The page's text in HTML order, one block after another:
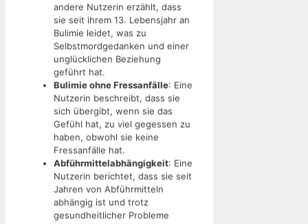
andere Nutzerin erzählt, dass
sie seit ihrem 13. Lebensjahr an
Bulimie leidet, was zu
Selbstmordgedanken und einer
unglücklichen Beziehung
geführt hat.
Bulimie ohne Fressanfälle: Eine
Nutzerin beschreibt, dass sie
sich übergibt, wenn sie das
Gefühl hat, zu viel gegessen zu
haben, obwohl sie keine
Fressanfälle hat.
Abführmittelabhängigkeit: Eine
Nutzerin berichtet, dass sie seit
Jahren von Abführmitteln
abhängig ist und trotz
gesundheitlicher Probleme